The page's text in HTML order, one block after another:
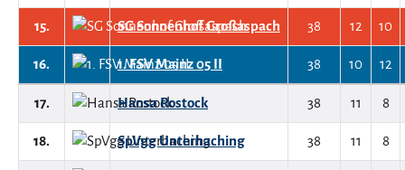
15. SG Sonnenhof Großaspach 38 12 10
16. 1. FSV Mainz 05 II 38 10 12
17. Hansa Rostock 38 11 8
18. SpVgg Unterhaching 38 11 8